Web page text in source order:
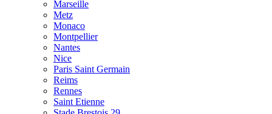
Marseille
Metz
Monaco
Montpellier
Nantes
Nice
Paris Saint Germain
Reims
Rennes
Saint Etienne